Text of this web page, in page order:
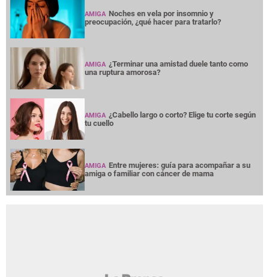
AMIGA Noches en vela por insomnio y
preocupación, ¿qué hacer para tratarlo?
AMIGA ¿Terminar una amistad duele tanto como
una ruptura amorosa?
AMIGA ¿Cabello largo o corto? Elige tu corte según
tu cuello
AMIGA Entre mujeres: guía para acompañar a su
amiga o familiar con cáncer de mama